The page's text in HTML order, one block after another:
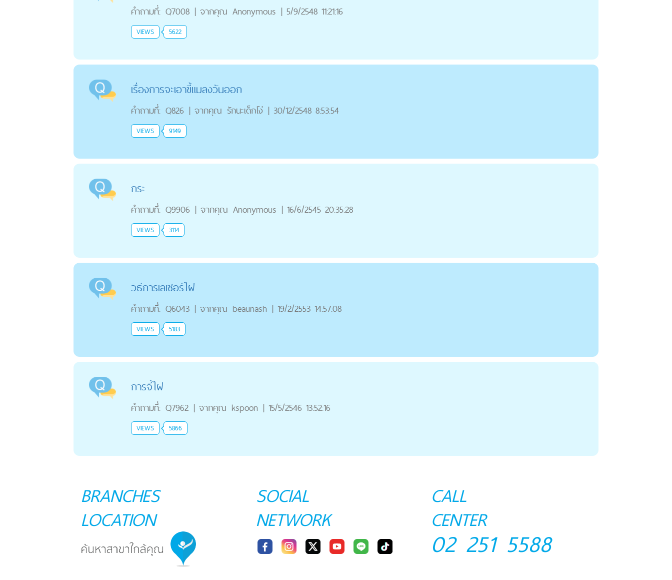
คำถามที่: Q7008 | จากคุณ Anonymous | 5/9/2548 11:21:16
VIEWS 5622
เรื่องการจะเอาขี้แมลงวันออก
คำถามที่: Q826 | จากคุณ รักนะเด็กโง่ | 30/12/2548 8:53:54
VIEWS 9149
กระ
คำถามที่: Q9906 | จากคุณ Anonymous | 16/6/2545 20:35:28
VIEWS 3114
วิธีการเลเซอร์ไฝ
คำถามที่: Q6043 | จากคุณ beaunash | 19/2/2553 14:57:08
VIEWS 5183
การจี้ไฝ
คำถามที่: Q7962 | จากคุณ kspoon | 15/5/2546 13:52:16
VIEWS 5866
BRANCHES
LOCATION
SOCIAL
NETWORK
CALL
CENTER
02 251 5588